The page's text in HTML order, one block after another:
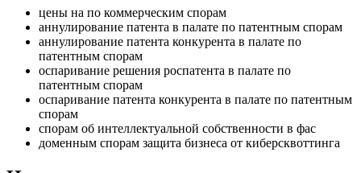
цены на по коммерческим спорам
аннулирование патента в палате по патентным спорам
аннулирование патента конкурента в палате по
патентным спорам
оспаривание решения роспатента в палате по
патентным спорам
оспаривание патента конкурента в палате по патентным
спорам
спорам об интеллектуальной собственности в фас
доменным спорам защита бизнеса от киберсквоттинга